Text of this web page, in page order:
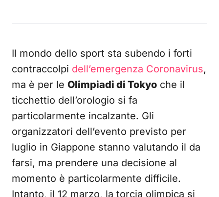
Il mondo dello sport sta subendo i forti
contraccolpi dell’emergenza Coronavirus,
ma è per le Olimpiadi di Tokyo che il
ticchettio dell’orologio si fa
particolarmente incalzante. Gli
organizzatori dell’evento previsto per
luglio in Giappone stanno valutando il da
farsi, ma prendere una decisione al
momento è particolarmente difficile.
Intanto, il 12 marzo, la torcia olimpica si